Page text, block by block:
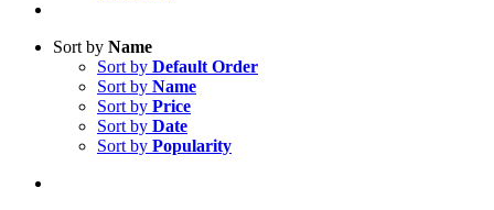
Sort by Name
Sort by Default Order
Sort by Name
Sort by Price
Sort by Date
Sort by Popularity